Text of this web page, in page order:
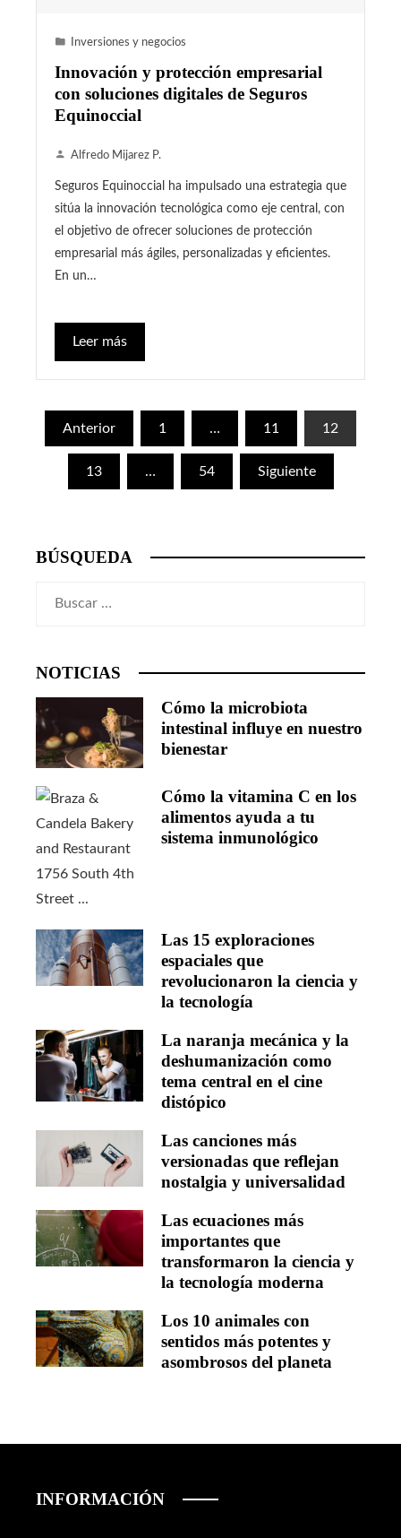
Inversiones y negocios
Innovación y protección empresarial
con soluciones digitales de Seguros
Equinoccial
Alfredo Mijarez P.
Seguros Equinoccial ha impulsado una estrategia que
sitúa la innovación tecnológica como eje central, con
el objetivo de ofrecer soluciones de protección
empresarial más ágiles, personalizadas y eficientes.
En un…
Leer más
Paginación
Anterior 1 … 11 12
13 … 54 Siguiente
BÚSQUEDA
NOTICIAS
Cómo la microbiota
intestinal influye en nuestro
bienestar
Cómo la vitamina C en los
alimentos ayuda a tu
sistema inmunológico
Las 15 exploraciones
espaciales que
revolucionaron la ciencia y
la tecnología
La naranja mecánica y la
deshumanización como
tema central en el cine
distópico
Las canciones más
versionadas que reflejan
nostalgia y universalidad
Las ecuaciones más
importantes que
transformaron la ciencia y
la tecnología moderna
Los 10 animales con
sentidos más potentes y
asombrosos del planeta
INFORMACIÓN